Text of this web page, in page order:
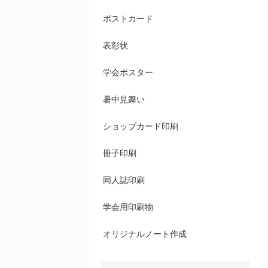
ポストカード
表彰状
学会ポスター
暑中見舞い
ショップカード印刷
冊子印刷
同人誌印刷
学会用印刷物
オリジナルノート作成